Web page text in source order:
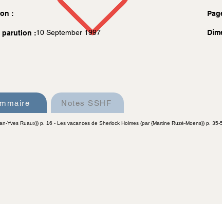
:
parution :10 September 1997
Notes SSHF
Yves Ruaux}) p. 16 - Les vacances de Sherlock Holmes (par {Martine Ruzé-Moens}) p. 35-